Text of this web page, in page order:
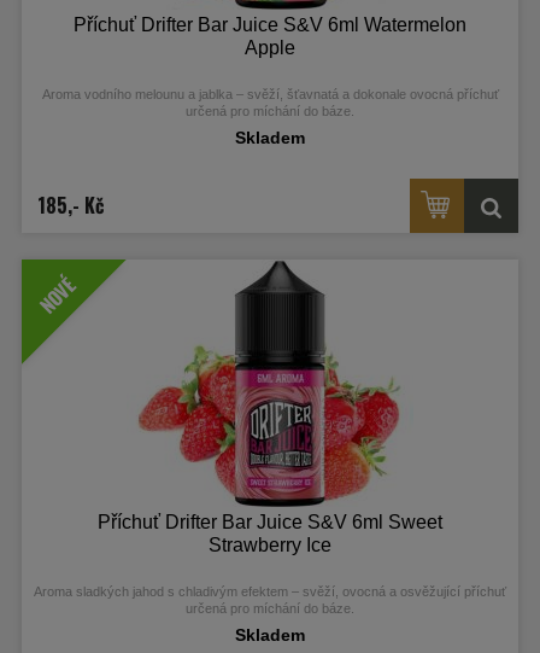
Příchuť Drifter Bar Juice S&V 6ml Watermelon
Apple
Aroma vodního melounu a jablka – svěží, šťavnatá a dokonale ovocná příchuť
určená pro míchání do báze.
Skladem
185,- Kč
NOVÉ
Příchuť Drifter Bar Juice S&V 6ml Sweet
Strawberry Ice
Aroma sladkých jahod s chladivým efektem – svěží, ovocná a osvěžující příchuť
určená pro míchání do báze.
Skladem